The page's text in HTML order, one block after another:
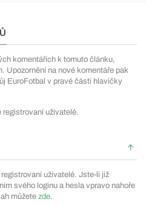
komentářích k tomuto článku,
Upozornění na nové komentáře pak
EuroFotbal v pravé části hlavičky
registrovaní uživatelé.
uživatelé. Jste-li již
svého loginu a hesla vpravo nahoře
můžete zde.